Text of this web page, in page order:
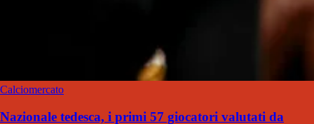
Calciomercato
Nazionale tedesca, i primi 57 giocatori valutati da